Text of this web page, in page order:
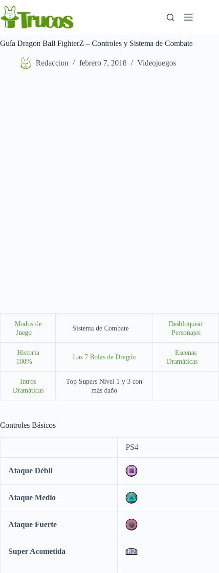
Saltar
al
contenido
Guía Dragon Ball FighterZ – Controles y Sistema de Combate
Redaccion febrero 7, 2018 Videojuegos
Modos de
Juego
Sistema de Combate
Desbloquear
Personajes
Historia
100%
Las 7 Bolas de Dragón
Escenas
Dramáticas
Intros
Dramáticas
Top Supers Nivel 1 y 3 con
más daño
Controles Básicos
PS4
Ataque Débil
Ataque Medio
Ataque Fuerte
Super Acometida